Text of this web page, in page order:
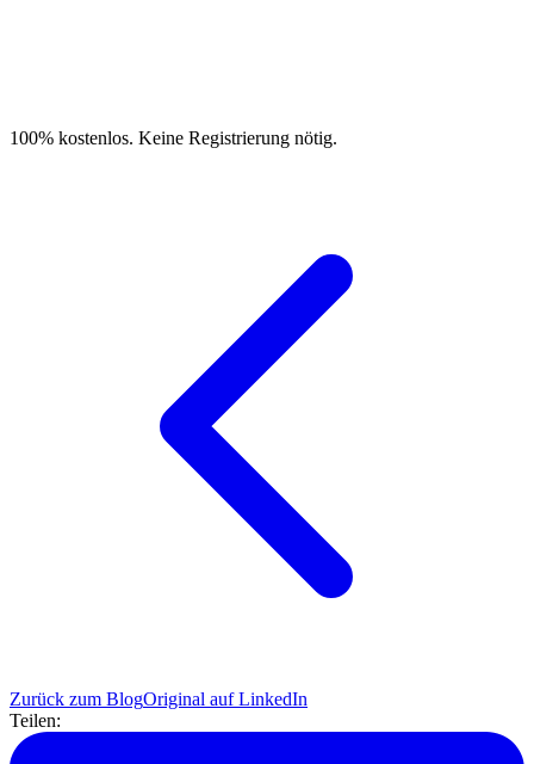
100% kostenlos. Keine Registrierung nötig.
Zurück zum BlogOriginal auf LinkedIn
Teilen: